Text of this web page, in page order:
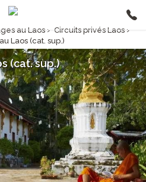
au Laos › Circuits privés Laos ›
Laos (cat. sup.)
(cat. sup.)